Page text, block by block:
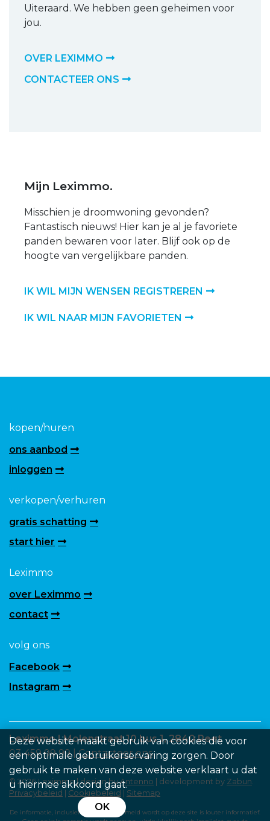
Uiteraard. We hebben geen geheimen voor
jou.
OVER LEXIMMO
CONTACTEER ONS
Mijn Leximmo.
Misschien je droomwoning gevonden?
Fantastisch nieuws! Hier kan je al je favoriete
panden bewaren voor later. Blijf ook op de
hoogte van vergelijkbare panden.
IK WIL MIJN WENSEN REGISTREREN
IK WIL NAAR MIJN FAVORIETEN
kopen/huren
ons aanbod
inloggen
verkopen/verhuren
gratis schatting
start hier
Leximmo
over Leximmo
contact
volg ons
Facebook
Instagram
Leximmo | Molenstraat 10 bus 1, 2840 Reet
03 459 99 99 |Contacteer ons
© 2026 Leximmo | design byAntenno | development by Zabun
Privacybeleid | Cookiebeleid | Sitemap
De informatie, inclusief de prijs die vermeld wordt op deze site is louter informatief.
Deze website maakt gebruik van cookies die voor
een optimale gebruikerservaring zorgen. Door
gebruik te maken van deze website verklaart u dat
u hiermee akkoord gaat.
OK